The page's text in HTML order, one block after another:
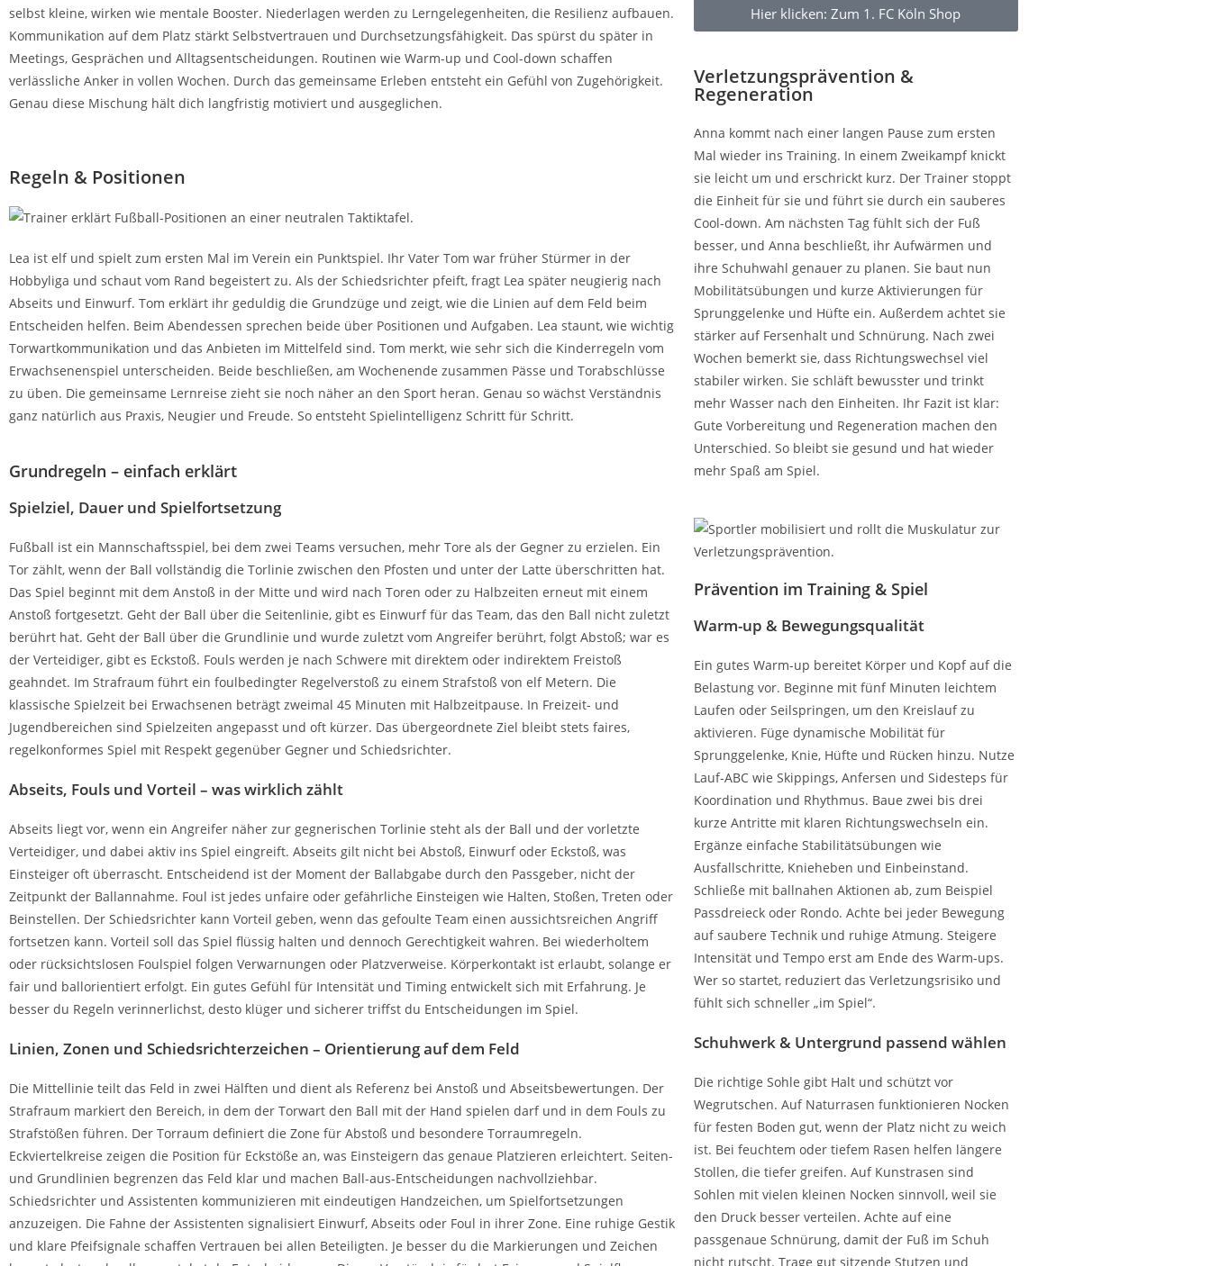
selbst kleine, wirken wie mentale Booster. Niederlagen werden zu Lerngelegenheiten, die Resilienz aufbauen.
Kommunikation auf dem Platz stärkt Selbstvertrauen und Durchsetzungsfähigkeit. Das spürst du später in
Meetings, Gesprächen und Alltagsentscheidungen. Routinen wie Warm-up und Cool-down schaffen
verlässliche Anker in vollen Wochen. Durch das gemeinsame Erleben entsteht ein Gefühl von Zugehörigkeit.
Genau diese Mischung hält dich langfristig motiviert und ausgeglichen.
Regeln & Positionen
Lea ist elf und spielt zum ersten Mal im Verein ein Punktspiel. Ihr Vater Tom war früher Stürmer in der
Hobbyliga und schaut vom Rand begeistert zu. Als der Schiedsrichter pfeift, fragt Lea später neugierig nach
Abseits und Einwurf. Tom erklärt ihr geduldig die Grundzüge und zeigt, wie die Linien auf dem Feld beim
Entscheiden helfen. Beim Abendessen sprechen beide über Positionen und Aufgaben. Lea staunt, wie wichtig
Torwartkommunikation und das Anbieten im Mittelfeld sind. Tom merkt, wie sehr sich die Kinderregeln vom
Erwachsenenspiel unterscheiden. Beide beschließen, am Wochenende zusammen Pässe und Torabschlüsse
zu üben. Die gemeinsame Lernreise zieht sie noch näher an den Sport heran. Genau so wächst Verständnis
ganz natürlich aus Praxis, Neugier und Freude. So entsteht Spielintelligenz Schritt für Schritt.
Grundregeln – einfach erklärt
Spielziel, Dauer und Spielfortsetzung
Fußball ist ein Mannschaftsspiel, bei dem zwei Teams versuchen, mehr Tore als der Gegner zu erzielen. Ein
Tor zählt, wenn der Ball vollständig die Torlinie zwischen den Pfosten und unter der Latte überschritten hat.
Das Spiel beginnt mit dem Anstoß in der Mitte und wird nach Toren oder zu Halbzeiten erneut mit einem
Anstoß fortgesetzt. Geht der Ball über die Seitenlinie, gibt es Einwurf für das Team, das den Ball nicht zuletzt
berührt hat. Geht der Ball über die Grundlinie und wurde zuletzt vom Angreifer berührt, folgt Abstoß; war es
der Verteidiger, gibt es Eckstoß. Fouls werden je nach Schwere mit direktem oder indirektem Freistoß
geahndet. Im Strafraum führt ein foulbedingter Regelverstoß zu einem Strafstoß von elf Metern. Die
klassische Spielzeit bei Erwachsenen beträgt zweimal 45 Minuten mit Halbzeitpause. In Freizeit- und
Jugendbereichen sind Spielzeiten angepasst und oft kürzer. Das übergeordnete Ziel bleibt stets faires,
regelkonformes Spiel mit Respekt gegenüber Gegner und Schiedsrichter.
Abseits, Fouls und Vorteil – was wirklich zählt
Abseits liegt vor, wenn ein Angreifer näher zur gegnerischen Torlinie steht als der Ball und der vorletzte
Verteidiger, und dabei aktiv ins Spiel eingreift. Abseits gilt nicht bei Abstoß, Einwurf oder Eckstoß, was
Einsteiger oft überrascht. Entscheidend ist der Moment der Ballabgabe durch den Passgeber, nicht der
Zeitpunkt der Ballannahme. Foul ist jedes unfaire oder gefährliche Einsteigen wie Halten, Stoßen, Treten oder
Beinstellen. Der Schiedsrichter kann Vorteil geben, wenn das gefoulte Team einen aussichtsreichen Angriff
fortsetzen kann. Vorteil soll das Spiel flüssig halten und dennoch Gerechtigkeit wahren. Bei wiederholtem
oder rücksichtslosen Foulspiel folgen Verwarnungen oder Platzverweise. Körperkontakt ist erlaubt, solange er
fair und ballorientiert erfolgt. Ein gutes Gefühl für Intensität und Timing entwickelt sich mit Erfahrung. Je
besser du Regeln verinnerlichst, desto klüger und sicherer triffst du Entscheidungen im Spiel.
Linien, Zonen und Schiedsrichterzeichen – Orientierung auf dem Feld
Die Mittellinie teilt das Feld in zwei Hälften und dient als Referenz bei Anstoß und Abseitsbewertungen. Der
Strafraum markiert den Bereich, in dem der Torwart den Ball mit der Hand spielen darf und in dem Fouls zu
Strafstößen führen. Der Torraum definiert die Zone für Abstoß und besondere Torraumregeln.
Eckviertelkreise zeigen die Position für Eckstöße an, was Einsteigern das genaue Platzieren erleichtert. Seiten-
und Grundlinien begrenzen das Feld klar und machen Ball-aus-Entscheidungen nachvollziehbar.
Schiedsrichter und Assistenten kommunizieren mit eindeutigen Handzeichen, um Spielfortsetzungen
anzuzeigen. Die Fahne der Assistenten signalisiert Einwurf, Abseits oder Foul in ihrer Zone. Eine ruhige Gestik
und klare Pfeifsignale schaffen Vertrauen bei allen Beteiligten. Je besser du die Markierungen und Zeichen
Hier klicken: Zum 1. FC Köln Shop
Verletzungsprävention &
Regeneration
Anna kommt nach einer langen Pause zum ersten
Mal wieder ins Training. In einem Zweikampf knickt
sie leicht um und erschrickt kurz. Der Trainer stoppt
die Einheit für sie und führt sie durch ein sauberes
Cool-down. Am nächsten Tag fühlt sich der Fuß
besser, und Anna beschließt, ihr Aufwärmen und
ihre Schuhwahl genauer zu planen. Sie baut nun
Mobilitätsübungen und kurze Aktivierungen für
Sprunggelenke und Hüfte ein. Außerdem achtet sie
stärker auf Fersenhalt und Schnürung. Nach zwei
Wochen bemerkt sie, dass Richtungswechsel viel
stabiler wirken. Sie schläft bewusster und trinkt
mehr Wasser nach den Einheiten. Ihr Fazit ist klar:
Gute Vorbereitung und Regeneration machen den
Unterschied. So bleibt sie gesund und hat wieder
mehr Spaß am Spiel.
Prävention im Training & Spiel
Warm-up & Bewegungsqualität
Ein gutes Warm-up bereitet Körper und Kopf auf die
Belastung vor. Beginne mit fünf Minuten leichtem
Laufen oder Seilspringen, um den Kreislauf zu
aktivieren. Füge dynamische Mobilität für
Sprunggelenke, Knie, Hüfte und Rücken hinzu. Nutze
Lauf-ABC wie Skippings, Anfersen und Sidesteps für
Koordination und Rhythmus. Baue zwei bis drei
kurze Antritte mit klaren Richtungswechseln ein.
Ergänze einfache Stabilitätsübungen wie
Ausfallschritte, Knieheben und Einbeinstand.
Schließe mit ballnahen Aktionen ab, zum Beispiel
Passdreieck oder Rondo. Achte bei jeder Bewegung
auf saubere Technik und ruhige Atmung. Steigere
Intensität und Tempo erst am Ende des Warm-ups.
Wer so startet, reduziert das Verletzungsrisiko und
fühlt sich schneller „im Spiel“.
Schuhwerk & Untergrund passend wählen
Die richtige Sohle gibt Halt und schützt vor
Wegrutschen. Auf Naturrasen funktionieren Nocken
für festen Boden gut, wenn der Platz nicht zu weich
ist. Bei feuchtem oder tiefem Rasen helfen längere
Stollen, die tiefer greifen. Auf Kunstrasen sind
Sohlen mit vielen kleinen Nocken sinnvoll, weil sie
den Druck besser verteilen. Achte auf eine
passgenaue Schnürung, damit der Fuß im Schuh
nicht rutscht. Trage gut sitzende Stutzen und